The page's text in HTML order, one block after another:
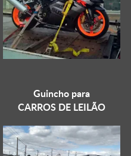
Guincho para
CARROS DE LEILÃO